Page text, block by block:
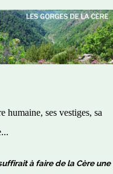
humaine, ses vestiges, sa
à faire de la Cère une